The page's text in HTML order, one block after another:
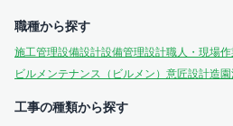
職種から探す
施工管理設備設計設備管理設計職人・現場作
ビルメンテナンス（ビルメン） 意匠設計造園
工事の種類から探す